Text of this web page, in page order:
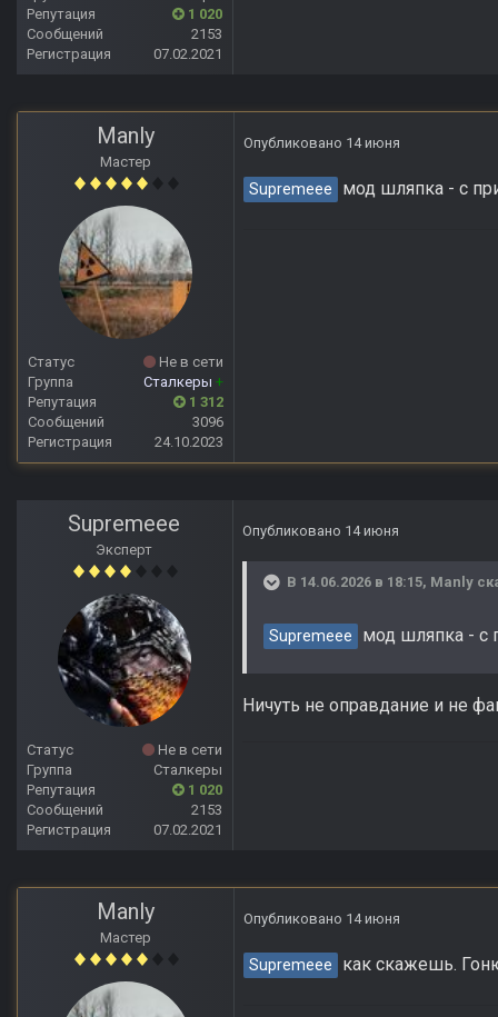
Репутация
1 020
Сообщений
2153
Регистрация
07.02.2021
Manly
Мастер
Статус
Не в сети
Группа
Сталкеры +
Репутация
1 312
Сообщений
3096
Регистрация
24.10.2023
Опубликовано 14 июня
Supremeee мод шляпка - с
Supremeee
Эксперт
Статус
Не в сети
Группа
Сталкеры
Репутация
1 020
Сообщений
2153
Регистрация
07.02.2021
Опубликовано 14 июня
В 14.06.2026 в 18:15, Manly
Supremeee мод шляпка - с
Ничуть не оправдание и не
Manly
Мастер
Опубликовано 14 июня
Supremeee как скажешь.